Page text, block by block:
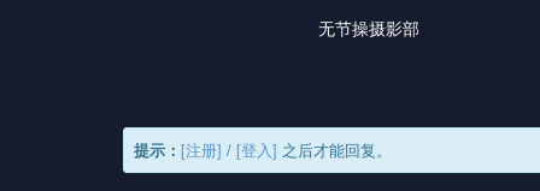
无节操摄影部
提示： [注册] / [登入] 之后才能回复。